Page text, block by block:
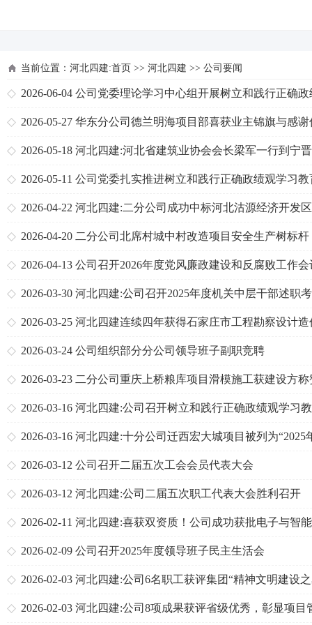
当前位置： 河北四建:首页 >> 河北四建 >> 公司要闻
2026-06-04 公司党委理论学习中心组开展树立和践行正确政
专题学习
2026-05-27 华东分公司德兰明海项目部喜获业主锦旗与感谢
2026-05-18 河北四建:河北省建筑业协会会长梁军一行到宁
宁医院项目检查指导工作
2026-05-11 公司党委扎实推进树立和践行正确政绩观学习教
2026-04-22 河北四建:二分公司成功中标河北沽源经济开发
础设施综合提升建设项目第二标段
2026-04-20 二分公司北席村城中村改造项目安全生产树标杆
2026-04-13 公司召开2026年度党风廉政建设和反腐败工作会
2026-03-30 河北四建:公司召开2025年度机关中层干部述职
大会
2026-03-25 河北四建连续四年获得石家庄市工程勘察设计造
询行业先进单位荣誉称号
2026-03-24 公司组织部分分公司领导班子副职竞聘
2026-03-23 二分公司重庆上桥粮库项目滑模施工获建设方称
2026-03-16 河北四建:公司召开树立和践行正确政绩观学习
启动部署会
2026-03-16 河北四建:十分公司迁西宏大城项目被列为“2025
北省建设工程安全生产标准化工地交流展示项目”
2026-03-12 公司召开二届五次工会会员代表大会
2026-03-12 河北四建:公司二届五次职工代表大会胜利召开
2026-02-11 河北四建:喜获双资质！公司成功获批电子与智能
化、建筑机电安装专业承包贰级资质
2026-02-09 公司召开2025年度领导班子民主生活会
2026-02-03 河北四建:公司6名职工获评集团“精神文明建设
2026-02-03 河北四建:公司8项成果获评省级优秀，彰显项目